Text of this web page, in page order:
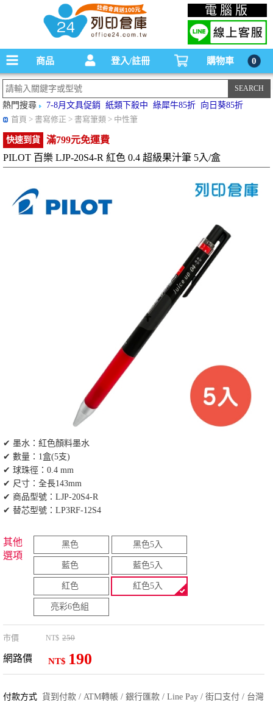
碳粉匣，墨水匣,原廠碳粉匣，副廠碳粉匣，環保碳粉匣,連續供墨印表機-office24列印
倉庫線上購物手機版
電腦版
商品 登入/註冊 購物車 0
熱門搜尋 7-8月文具促銷 紙類下殺中 綠犀牛85折 向日葵85折
首頁 > 書寫修正 > 書寫筆類 > 中性筆
快速到貨
滿799元免運費
PILOT 百樂 LJP-20S4-R 紅色 0.4 超級果汁筆 5入/盒
✔ 墨水：紅色顏料墨水
✔ 數量：1盒(5支)
✔ 球珠徑：0.4 mm
✔ 尺寸：全長143mm
✔ 商品型號：LJP-20S4-R
✔ 替芯型號：LP3RF-12S4
其他
選項
黑色 黑色5入
藍色 藍色5入
紅色 紅色5入
亮彩6色組
市價 NT$ 250
網路價 NT$ 190
付款方式 貨到付款 / ATM轉帳 / 銀行匯款 / Line Pay / 街口支付 / 台灣